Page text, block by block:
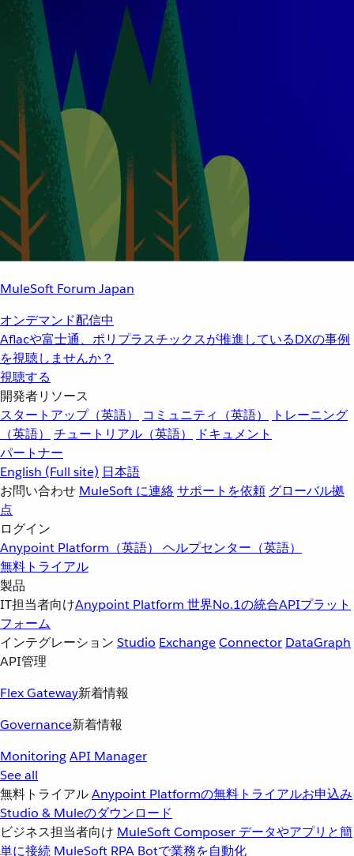
MuleSoft Forum Japan
オンデマンド配信中
Aflacや富士通、ポリプラスチックスが推進しているDXの事例
を視聴しませんか？
視聴する
開発者リソース
スタートアップ（英語）
コミュニティ（英語）
トレーニング
（英語）
チュートリアル（英語）
ドキュメント
パートナー
English (Full site) 日本語
お問い合わせ MuleSoft に連絡サポートを依頼 グローバル拠
点
ログイン
Anypoint Platform（英語） ヘルプセンター（英語）
無料トライアル
製品
IT担当者向けAnypoint Platform 世界No.1の統合APIプラット
フォーム
インテグレーション Studio ExchangeConnector DataGraph
API管理
Flex Gateway新着情報
Governance新着情報
MonitoringAPI Manager
See all
無料トライアルAnypoint Platformの無料トライアルお申込み
Studio & Muleのダウンロード
ビジネス担当者向け MuleSoft Composer データやアプリと簡
単に接続 MuleSoft RPA Botで業務を自動化